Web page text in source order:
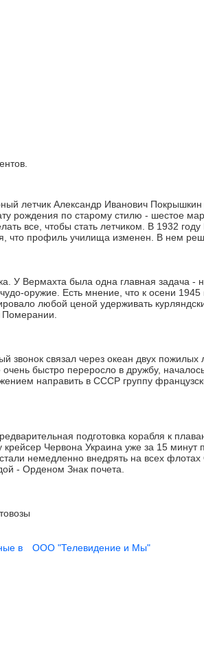
летчик Александр Иванович
рождения по старому стилю - шестое
все, чтобы стать летчиком. В 1932
что профиль училища изменен. В нем
У Вермахта была одна главная задача -
оружие. Есть мнение, что к осени
любой ценой удерживать
Померании.
связал через океан двух
быстро переросло в дружбу,
направить в СССР группу
подготовка корабля к
крейсер Червона Украина уже за 15
стали немедленно внедрять на всех
- Орденом Знак почета.
в ООО "Телевидение и Мы"